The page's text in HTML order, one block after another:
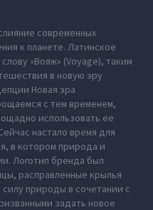
современных
к планете. Латинское
«Вояж» (Voyage), таким
в новую эру
Новая эра
с тем временем,
использовать ее
настало время для
в котором природа и
Логотип бренда был
расправленные крылья
природы в сочетании с
задать новое